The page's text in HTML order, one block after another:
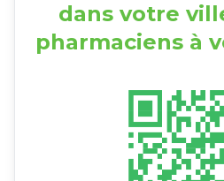
dans votre
pharmaciens à